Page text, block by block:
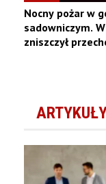
Nocny pożar w
sadowniczym.
zniszczył